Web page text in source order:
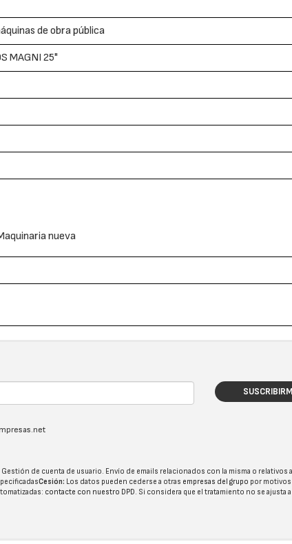
de obra pública
MAGNI 25"
nueva
de cuenta de usuario. Envío de emails relacionados con la misma o
Cesión: Los datos pueden cederse a otras empresas del grupo por
contacte con nuestro DPD. Si considera que el tratamiento no se ajusta